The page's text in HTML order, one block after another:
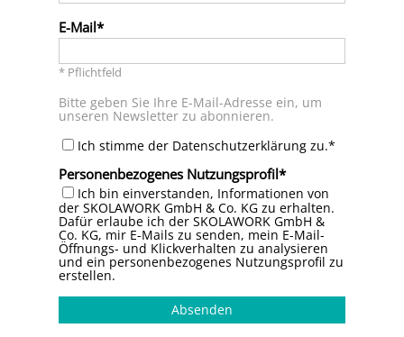
E-Mail
* Pflichtfeld
Bitte geben Sie Ihre E-Mail-Adresse ein, um
unseren Newsletter zu abonnieren.
Ich stimme der Datenschutzerklärung zu.*
Personenbezogenes Nutzungsprofil
Ich bin einverstanden, Informationen von
der SKOLAWORK GmbH & Co. KG zu erhalten.
Dafür erlaube ich der SKOLAWORK GmbH &
Co. KG, mir E-Mails zu senden, mein E-Mail-
Öffnungs- und Klickverhalten zu analysieren
und ein personenbezogenes Nutzungsprofil zu
erstellen.
Absenden